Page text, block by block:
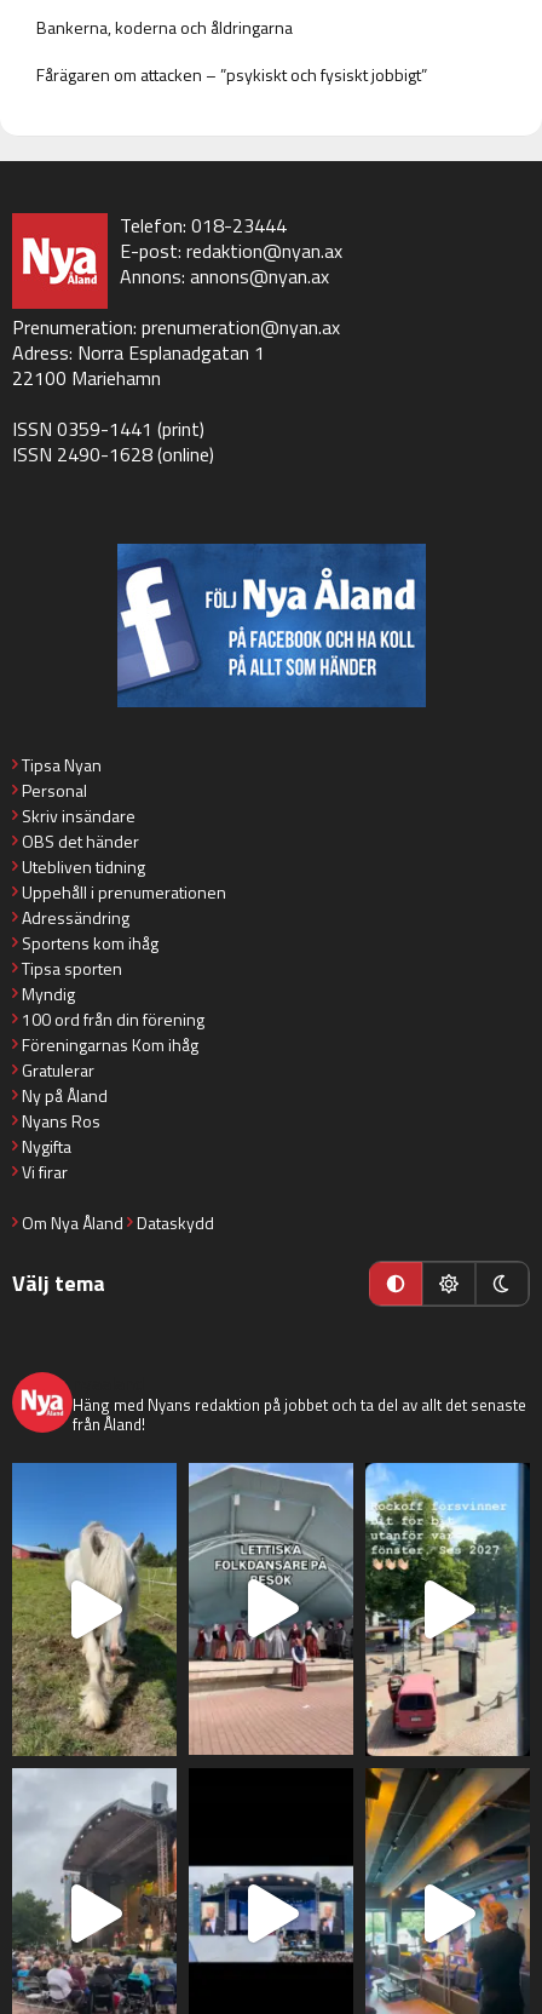
Bankerna, koderna och åldringarna
Fårägaren om attacken – ”psykiskt och fysiskt jobbigt”
Telefon: 018-23444
E-post: redaktion@nyan.ax
Annons: annons@nyan.ax
Prenumeration: prenumeration@nyan.ax
Adress: Norra Esplanadgatan 1
22100 Mariehamn
ISSN 0359-1441 (print)
ISSN 2490-1628 (online)
Tipsa Nyan
Personal
Skriv insändare
OBS det händer
Utebliven tidning
Uppehåll i prenumerationen
Adressändring
Sportens kom ihåg
Tipsa sporten
Myndig
100 ord från din förening
Föreningarnas Kom ihåg
Gratulerar
Ny på Åland
Nyans Ros
Nygifta
Vi firar
Om Nya Åland Dataskydd
Välj tema
Häng med Nyans redaktion på jobbet och ta del av allt det senaste
från Åland!